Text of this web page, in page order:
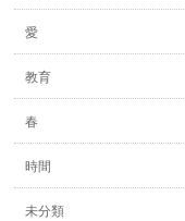
愛
教育
春
時間
未分類